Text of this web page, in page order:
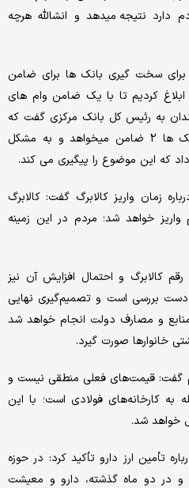
دارد نتیجه میدهد و انشالله هرچه
برای سخت گیری بانک ها برای ضامن
کردیم تا با یک ضامن وام های
به رئیس کل بانک مرکزی گفت که
برای وام 200 میلیونی یکی از بانک ها 2 ضامن میخواهد و به مشکل
که این موضوع را پیگیری می کند.
زمان واریز کالابرگ گفت: کالابرگ
واریز خواهد شد؛ مردم در این زمینه
کالابرگ و احتمال افزایش آن نیز
بررسی است و تصمیم‌گیری نهایی
و مصارف دولت انجام خواهد شد
خانوارها صورت گیرد.
گفت: قیمت‌های فعلی منطقی نیست و
به کارخانه‌های فولادی است؛ با این
خواهد شد.
تأمین ارز دارو تأکید کرد: در حوزه
و در دو ماه گذشته، دارو و معیشت